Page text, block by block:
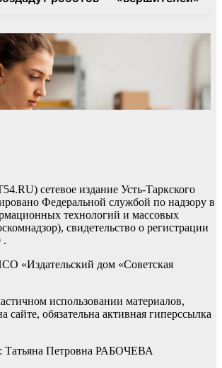
сетевое издание Усть-Таркского
Федеральной службой по надзору в
технологий и массовых
свидетельство о регистрации
.
«Издательский дом «Советская
использовании материалов,
сайте, обязательна активная гиперссылка
Татьяна Петровна РАБОЧЕВА